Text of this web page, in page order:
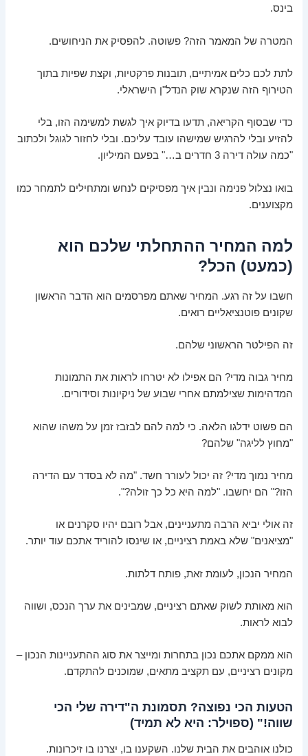
בינס.
המטרה של המאמר הזה? פשוטה. להפסיק את הניחושים.
לתת לכם כלים אמיתיים, תובנות פרקטיות, וקצת שפיות בתוך
הטירוף הזה שנקרא שוק הנדל"ן הישראלי.
כדי שבסוף הקריאה, תדעו בדיוק איך לגשת למשימה הזו, בלי
להזיע ובלי להרגיש שמישהו עובד עליכם. ובלי לחזור לגוגל ולכתוב
"כמה עולה דירה 3 חדרים ב…" בפעם המיליון.
בואו נצלול פנימה ונבין איך מפסיקים לנחש ומתחילים לתמחר כמו
מקצוענים.
למה המחיר ההתחלתי שלכם הוא
(כמעט) הכל?
חשבו על זה רגע. המחיר שאתם מפרסמים הוא הדבר הראשון
שקונים פוטנציאליים רואים.
זה הפילטר הראשוני שלהם.
מחיר גבוה מדי? הם אפילו לא יטרחו לראות את התמונות
המדהימות שצילמתם אחרי שבוע של ניקיונות וסידורים.
הם פשוט ידלגו הלאה. כי למה להם לבזבז זמן על משהו שהוא
"מחוץ לליגה" שלהם?
מחיר נמוך מדי? זה יכול לעורר חשד. "מה לא בסדר עם הדירה
הזו?" הם יחשבו. "למה היא כל כך זולה?".
זה אולי יביא הרבה מתעניינים, אבל רובם יהיו סקרנים או
"מציאנים" שלא באמת רציניים, או שינסו להוריד אתכם עוד יותר.
המחיר הנכון, לעומת זאת, פותח דלתות.
הוא מאותת לשוק שאתם רציניים, שמבינים את ערך הנכס, ושווה
לבוא לראות.
הוא ממקם אתכם נכון בתחרות ומייצר את סוג ההתעניינות הנכון –
מקונים רציניים, עם תקציב מתאים, שמוכנים להתקדם.
הטעות הכי נפוצה? תסמונת ה"דירה שלי הכי
שווה!" (ספוילר: היא לא תמיד)
כולנו אוהבים את הבית שלנו. השקענו בו, יצרנו בו זיכרונות.